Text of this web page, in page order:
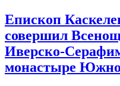
Епископ
совершил
Иверско-
монастыре